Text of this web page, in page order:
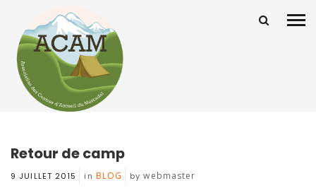
Retour de camp
9 JUILLET 2015 in BLOG bywebmaster